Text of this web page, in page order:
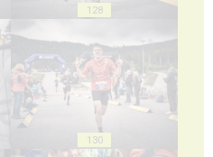
128
130